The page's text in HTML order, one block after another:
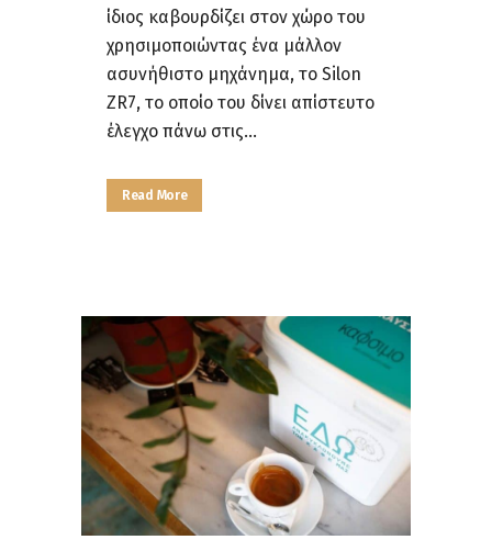
ίδιος καβουρδίζει στον χώρο του
χρησιμοποιώντας ένα μάλλον
ασυνήθιστο μηχάνημα, το Silon
ZR7, το οποίο του δίνει απίστευτο
έλεγχο πάνω στις...
Read More